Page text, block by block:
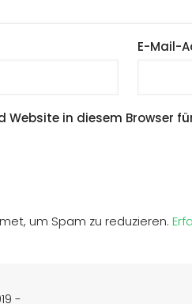
E-Mail-
Website in diesem Browser
um Spam zu reduzieren.
-